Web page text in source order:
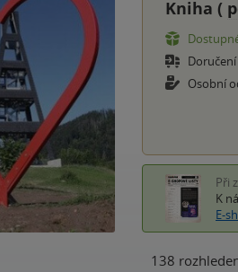
Kniha (
Doručení
Osobní
Při
K
E-
138